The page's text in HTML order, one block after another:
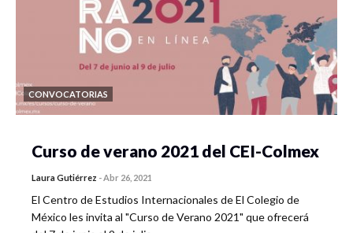
CONVOCATORIAS
Curso de verano 2021 del CEI-Colmex
Laura Gutiérrez -Abr 26, 2021
El Centro de Estudios Internacionales de El Colegio de
México les invita al "Curso de Verano 2021" que ofrecerá